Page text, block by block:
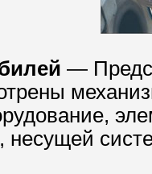
—
несущей